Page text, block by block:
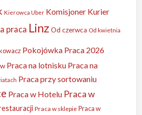
Kierowca Uber Komisjoner Kurier
praca Linz Od czerwca Od kwietnia
Pokojówka Praca 2026
Praca na lotnisku Praca na
Praca przy sortowaniu
Praca w Hotelu Praca w
Praca w sklepie Praca w